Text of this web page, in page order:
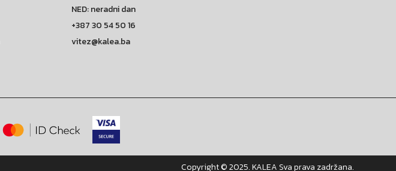
NED: neradni dan
+387 30 54 50 16
vitez@kalea.ba
Copyright © 2025. KALEA Sva prava zadržana.